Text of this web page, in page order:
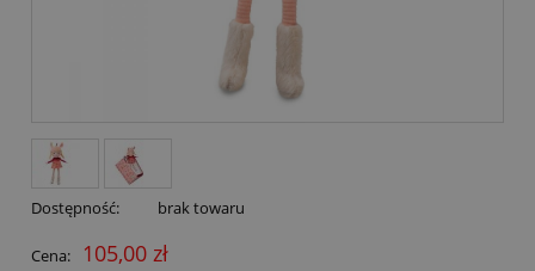
Dostępność: brak towaru
Cena: 105,00 zł